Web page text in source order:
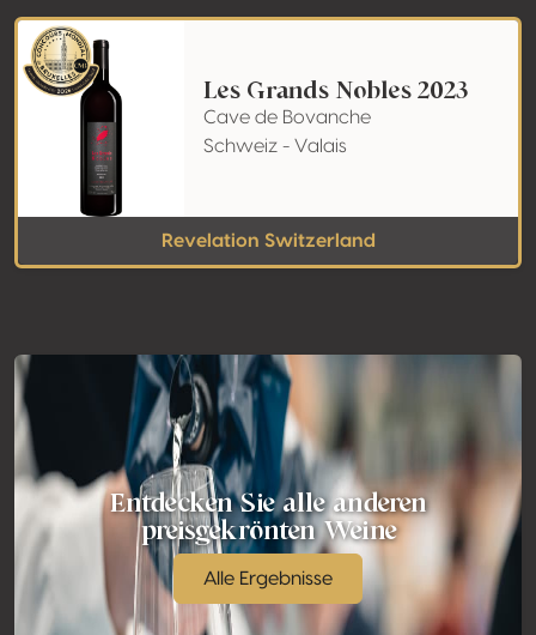
Les Grands Nobles 2023
Cave de Bovanche
Schweiz - Valais
Revelation Switzerland
Entdecken Sie alle anderen
preisgekrönten Weine
Alle Ergebnisse